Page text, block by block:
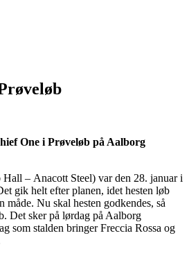
One i Prøveløb på Aalborg
– Anacott Steel) var den 28. januar i
gik helt efter planen, idet hesten løb
måde. Nu skal hesten godkendes, så
Det sker på lørdag på Aalborg
som stalden bringer Freccia Rossa og